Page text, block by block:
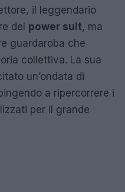
il leggendario
del power suit, ma
guardaroba che
collettiva. La sua
un’ondata di
a ripercorrere i
per il grande